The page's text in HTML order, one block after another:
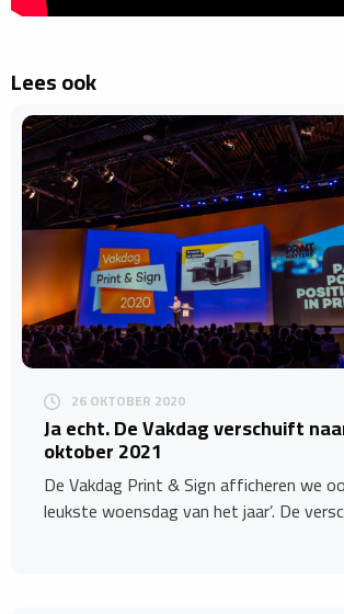
Lees ook
26 OKTOBER 2020
Ja echt. De Vakdag verschuift
oktober 2021
De Vakdag Print & Sign afficheren we
leukste woensdag van het jaar’. De